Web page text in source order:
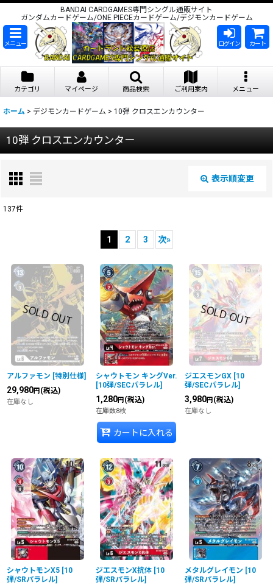
BANDAI CARDGAMES専門シングル通販サイト
ガンダムカードゲーム/ONE PIECEカードゲーム/デジモンカードゲーム
メニュー ログイン カート
カテゴリ マイページ 商品検索 ご利用案内 メニュー
ホーム > デジモンカードゲーム > 10弾 クロスエンカウンター
10弾 クロスエンカウンター
表示順変更
並び順:
絞り込む
137件
1 2 3 次»
アルファモン [特別仕様]
29,980円 (税込)
在庫なし
シャウトモン キングVer.
[10弾/SECパラレル]
1,280円 (税込)
在庫数8枚
カートに入れる
ジエスモンGX [10
弾/SECパラレル]
3,980円 (税込)
在庫なし
シャウトモンX5 [10
弾/SRパラレル]
ジエスモンX抗体 [10
弾/SRパラレル]
メタルグレイモン [10
弾/SRパラレル]